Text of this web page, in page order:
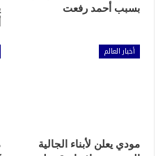
بسبب أحمد رفعت
أخبار العالم
مودي يعلن لأبناء الجالية